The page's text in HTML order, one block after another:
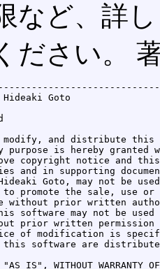
など、詳
ださい。
Goto
and distribute this
purpose is hereby granted
copyright notice and
and in supporting
Goto, may not be
promote the sale, use or
without prior written
software may not be used
prior written permission
of modification is
software are
IS", WITHOUT WARRANTY